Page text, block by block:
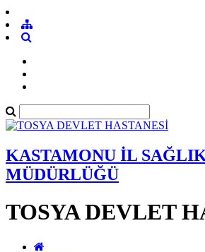
KASTAMONU İL
MÜDÜRLÜĞÜ
TOSYA DEVLET